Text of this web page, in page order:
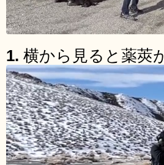
1. 横から見ると薬莢